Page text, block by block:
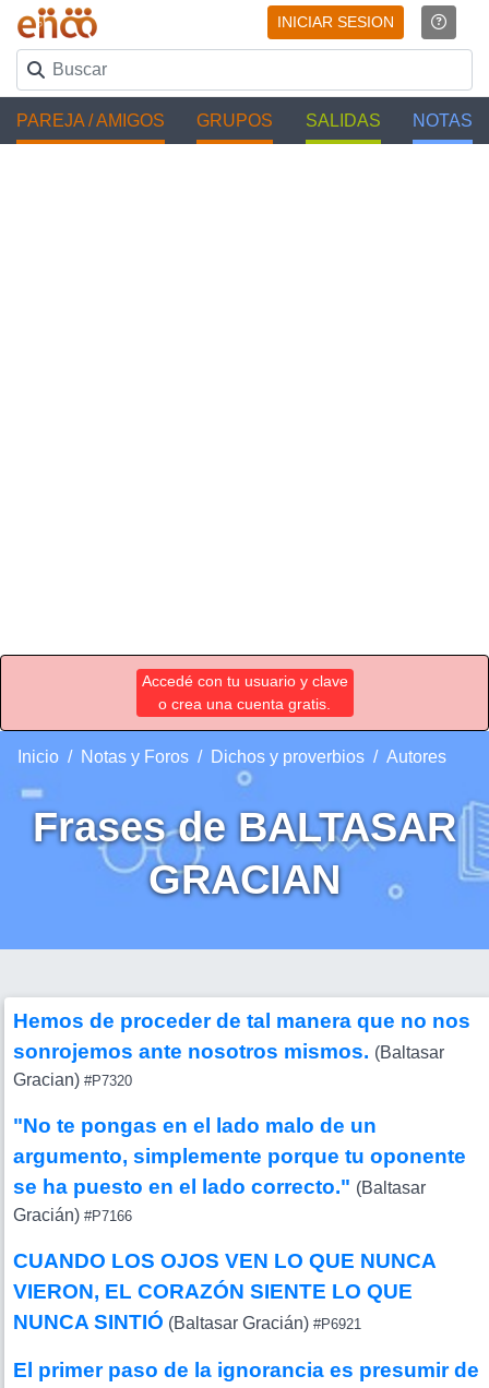
INICIAR SESION
PAREJA / AMIGOS GRUPOS SALIDAS NOTAS
Accedé con tu usuario y clave
o crea una cuenta gratis.
Inicio Notas y Foros Dichos y proverbios Autores
Frases de BALTASAR
GRACIAN
Hemos de proceder de tal manera que no nos
sonrojemos ante nosotros mismos. (Baltasar
Gracian) #P7320
"No te pongas en el lado malo de un
argumento, simplemente porque tu oponente
se ha puesto en el lado correcto." (Baltasar
Gracián) #P7166
CUANDO LOS OJOS VEN LO QUE NUNCA
VIERON, EL CORAZÓN SIENTE LO QUE
NUNCA SINTIÓ (Baltasar Gracián) #P6921
El primer paso de la ignorancia es presumir de